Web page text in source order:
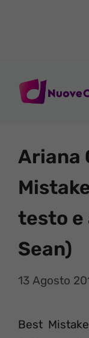
Ariana
testo e
Sean)
13 Agosto
Best